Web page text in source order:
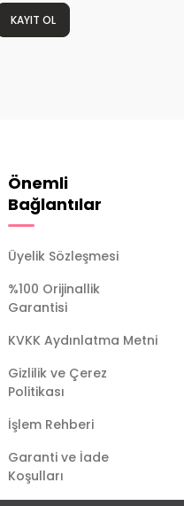
KAYIT OL
Önemli
Bağlantılar
Üyelik Sözleşmesi
%100 Orijinallik
Garantisi
KVKK Aydınlatma Metni
Gizlilik ve Çerez
Politikası
İşlem Rehberi
Garanti ve İade
Koşulları